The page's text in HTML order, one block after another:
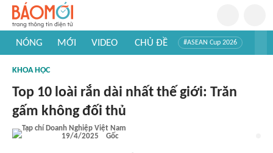
NÓNG MỚI VIDEO CHỦ ĐỀ #ASEAN Cup 2026
#Khám phá thế giới
KHOA HỌC
Top 10 loài rắn dài nhất thế giới: Trăn
gấm không đối thủ
19/4/2025 Gốc